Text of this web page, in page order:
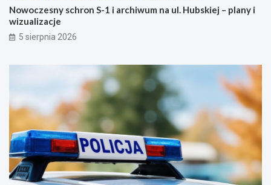
Nowoczesny schron S-1 i archiwum na ul. Hubskiej – plany i
wizualizacje
5 sierpnia 2026